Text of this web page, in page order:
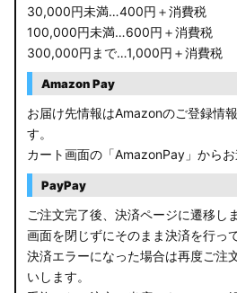
30,000円未満…400円＋消費税
100,000円未満…600円＋消費税
300,000円まで…1,000円＋消費税
Amazon Pay
お届け先情報はAmazonのご登録情
す。
カート画面の「AmazonPay」からお
PayPay
ご注文完了後、決済ページに遷移しま
画面を閉じずにそのまま決済を行っ
決済エラーになった場合は再度ご注
いします。